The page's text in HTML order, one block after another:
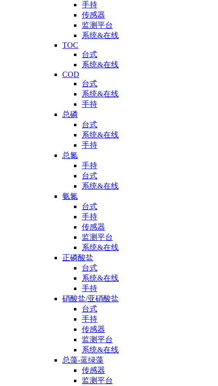
手持
传感器
监测平台
系统&在线
TOC
台式
系统&在线
COD
台式
系统&在线
手持
总磷
台式
系统&在线
手持
总氮
手持
台式
系统&在线
氨氮
台式
手持
传感器
监测平台
系统&在线
正磷酸盐
台式
系统&在线
手持
硝酸盐/亚硝酸盐
台式
手持
传感器
监测平台
系统&在线
总藻-蓝绿藻
传感器
监测平台